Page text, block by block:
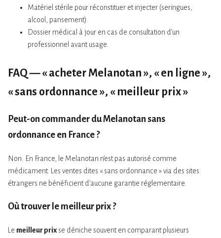
Matériel stérile pour réconstituer et injecter (seringues,
alcool, pansement).
Dossier médical à jour en cas de consultation d’un
professionnel avant usage.
FAQ — « acheter Melanotan », « en ligne »,
« sans ordonnance », « meilleur prix »
Peut-on commander du Melanotan sans
ordonnance en France ?
Non. En France, le Melanotan n’est pas autorisé comme
médicament. Les ventes dites « sans ordonnance » via des sites
étrangers ne bénéficient d’aucune garantie réglementaire.
Où trouver le meilleur prix ?
Le meilleur prix se déniche souvent en comparant plusieurs